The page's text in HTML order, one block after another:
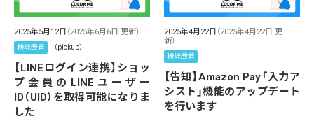
2025年5月12日 （2025年6月6日 更新）
機能改善 （pickup）
【LINEログイン連携】ショッ
プ会員のLINEユーザー
ID（UID）を取得可能になりま
した
2025年4月22日 （2025年4月22日 更
新）
機能改善
【告知】Amazon Pay「入力ア
シスト」機能のアップデート
を行います